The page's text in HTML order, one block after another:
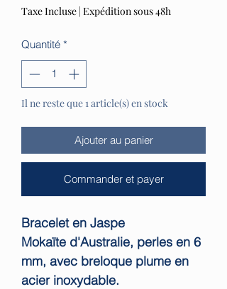
Taxe Incluse | Expédition sous 48h
Quantité *
Il ne reste que 1 article(s) en stock
Ajouter au panier
Commander et payer
Bracelet en Jaspe
Mokaïte d'Australie, perles en 6
mm, avec breloque plume en
acier inoxydable.